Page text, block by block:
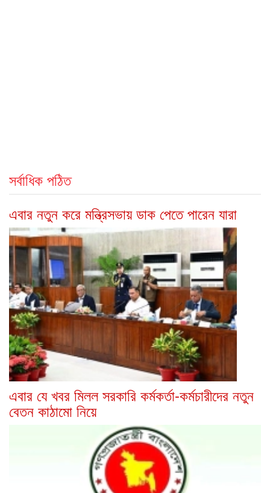
সর্বাধিক পঠিত
এবার নতুন করে মন্ত্রিসভায় ডাক পেতে পারেন যারা
এবার যে খবর মিলল সরকারি কর্মকর্তা-কর্মচারীদের নতুন
বেতন কাঠামো নিয়ে